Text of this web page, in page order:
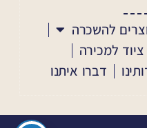
להשכרה
ציוד למכירה
דברו איתנו